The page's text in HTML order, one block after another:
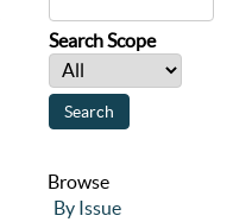
Search Scope
Browse
By Issue